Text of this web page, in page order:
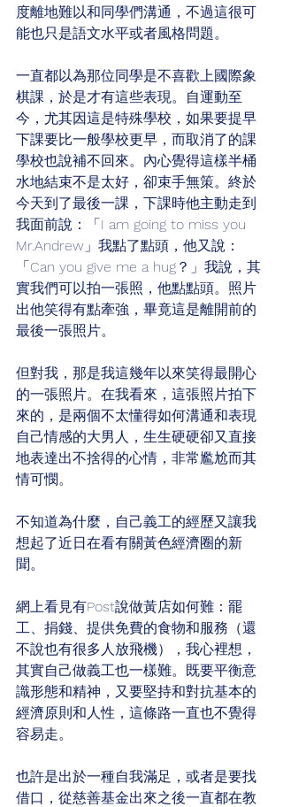
度離地難以和同學們溝通，不過這很可
能也只是語文水平或者風格問題。
一直都以為那位同學是不喜歡上國際象
棋課，於是才有這些表現。自運動至
今，尤其因這是特殊學校，如果要提早
下課要比一般學校更早，而取消了的課
學校也說補不回來。內心覺得這樣半桶
水地結束不是太好，卻束手無策。終於
今天到了最後一課，下課時他主動走到
我面前說：「I am going to miss you
Mr.Andrew」我點了點頭，他又說：
「Can you give me a hug？」我說，其
實我們可以拍一張照，他點點頭。照片
出他笑得有點牽強，畢竟這是離開前的
最後一張照片。
但對我，那是我這幾年以來笑得最開心
的一張照片。在我看來，這張照片拍下
來的，是兩個不太懂得如何溝通和表現
自己情感的大男人，生生硬硬卻又直接
地表達出不捨得的心情，非常尷尬而其
情可憫。
不知道為什麼，自己義工的經歷又讓我
想起了近日在看有關黃色經濟圈的新
聞。
網上看見有Post說做黃店如何難：罷
工、捐錢、提供免費的食物和服務（還
不說也有很多人放飛機），我心裡想，
其實自己做義工也一樣難。既要平衡意
識形態和精神，又要堅持和對抗基本的
經濟原則和人性，這條路一直也不覺得
容易走。
也許是出於一種自我滿足，或者是要找
借口，從慈善基金出來之後一直都在教